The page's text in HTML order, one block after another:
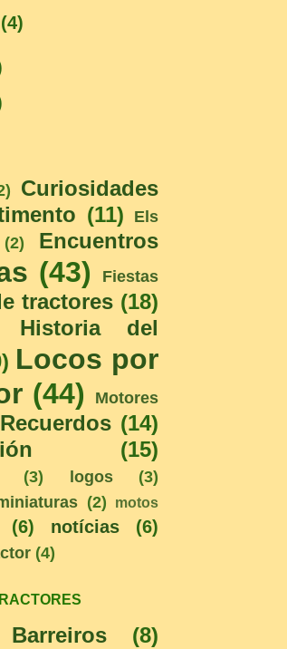
(4)
Curiosidades
(11)
Els
(2)
Encuentros
(43)
Fiestas
tractores (18)
Historia del
Locos por
(44)
Motores
Recuerdos (14)
(15)
(3) logos (3)
(2)
motos
(6) notícias (6)
(4)
Barreiros (8)